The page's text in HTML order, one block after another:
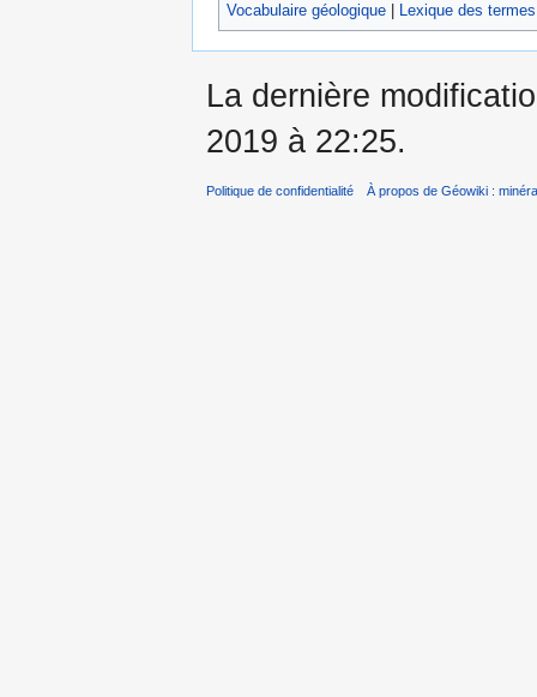
Vocabulaire géologique Lexique des
La dernière
2019 à 22:25.
Politique de confidentialité À propos de Géowiki :